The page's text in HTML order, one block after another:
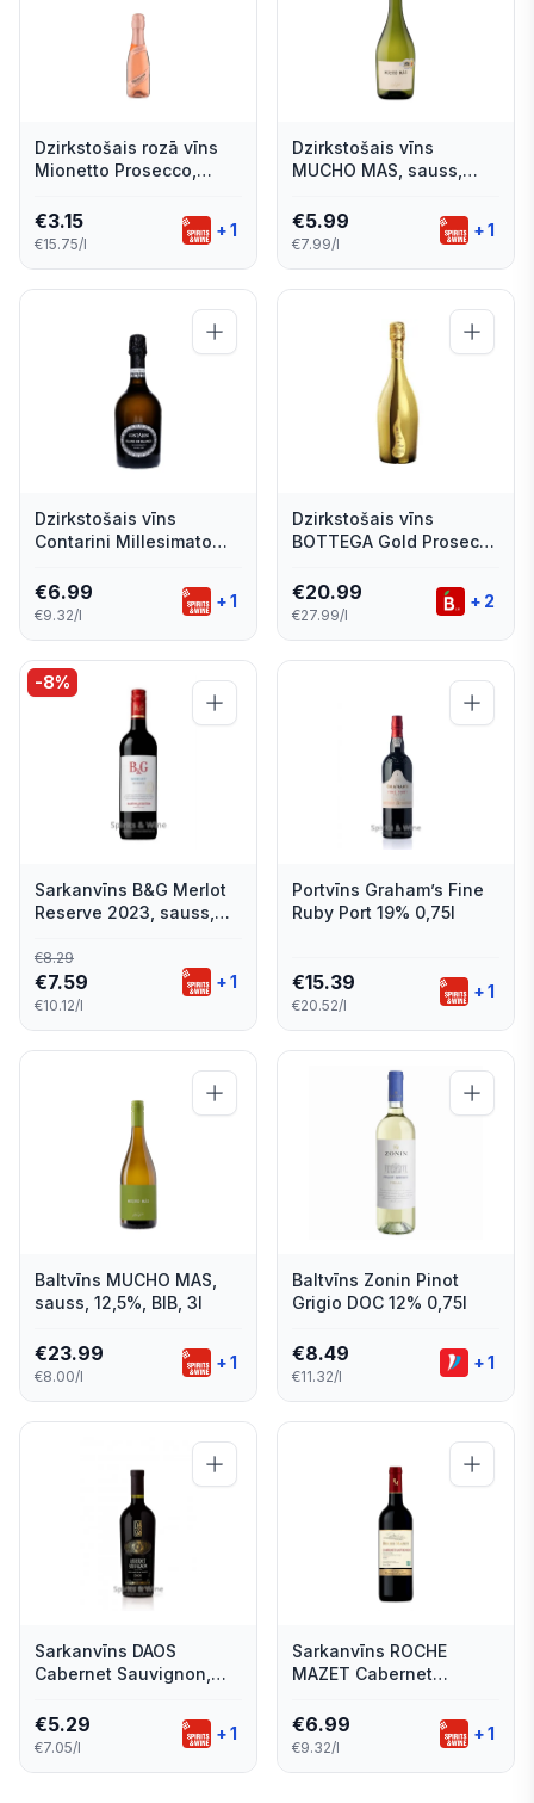
Dzirkstošais rozā vīns
Mionetto Prosecco,
€3.15
€15.75/l
+1
Dzirkstošais vīns
MUCHO MAS, sauss,
€5.99
€7.99/l
+1
Dzirkstošais vīns
Contarini Millesimato
pusausais 11% 0,75l
€6.99
€9.32/l
+1
Dzirkstošais vīns
BOTTEGA Gold Prosecco
11%, 0.75l
€20.99
€27.99/l
+ 2
-8%
Sarkanvīns B&G Merlot
Reserve 2023, sauss,
€8.29
€7.59
€10.12/l
+1
Portvīns Graham’s Fine
Ruby Port 19% 0,75l
€15.39
€20.52/l
+1
Baltvīns MUCHO MAS,
sauss, 12,5%, BIB, 3l
€23.99
€8.00/l
+1
Baltvīns Zonin Pinot
Grigio DOC 12% 0,75l
€8.49
€11.32/l
+1
Sarkanvīns DAOS
Cabernet Sauvignon,
€5.29
€7.05/l
+1
Sarkanvīns ROCHE
MAZET Cabernet
0.75l
€6.99
€9.32/l
+1